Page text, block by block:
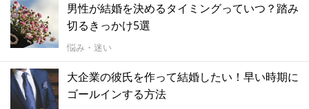
男性が結婚を決めるタイミングっていつ？踏み
切るきっかけ5選
悩み・迷い
大企業の彼氏を作って結婚したい！早い時期に
ゴールインする方法